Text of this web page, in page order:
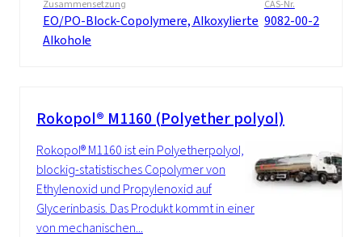
Zusammensetzung
EO/PO-Block-Copolymere, Alkoxylierte
Alkohole
CAS-Nr.
9082-00-2
Rokopol® M1160 (Polyether polyol)
Rokopol® M1160 ist ein Polyetherpolyol,
blockig-statistisches Copolymer von
Ethylenoxid und Propylenoxid auf
Glycerinbasis. Das Produkt kommt in einer
von mechanischen...